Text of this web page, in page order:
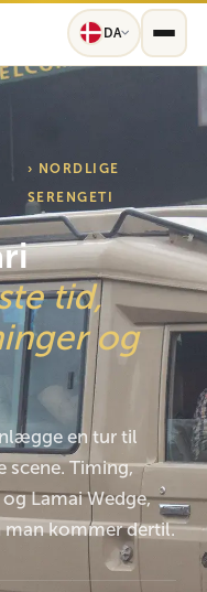
DA
› NORDLIGE
SERENGETI
tid,
og
en tur til
scene. Timing,
Lamai Wedge,
man kommer dertil.